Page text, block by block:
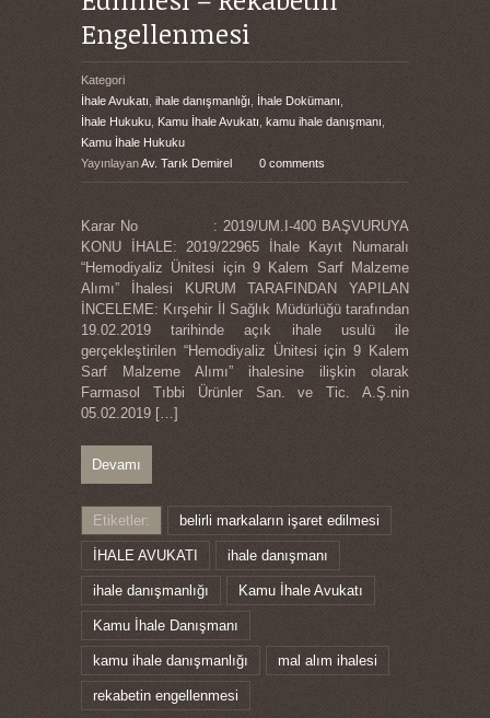
Engellenmesi
Kategori
İhale Avukatı ihale danışmanlığı İhale Dokümanı
İhale Hukuku Kamu İhale Avukatı kamu ihale danışmanı
Kamu İhale Hukuku
YayınlayanAv. Tarık Demirel 0 comments
Karar No : 2019/UM.I-400 BAŞVURUYA
KONU İHALE: 2019/22965 İhale Kayıt Numaralı
“Hemodiyaliz Ünitesi için 9 Kalem Sarf Malzeme
Alımı” İhalesi KURUM TARAFINDAN YAPILAN
İNCELEME: Kırşehir İl Sağlık Müdürlüğü tarafından
19.02.2019 tarihinde açık ihale usulü ile
gerçekleştirilen “Hemodiyaliz Ünitesi için 9 Kalem
Sarf Malzeme Alımı” ihalesine ilişkin olarak
Farmasol Tıbbi Ürünler San. ve Tic. A.Ş.nin
05.02.2019 […]
Devamı
Etiketler: belirli markaların işaret edilmesi
İHALE AVUKATI ihale danışmanı
ihale danışmanlığı Kamu İhale Avukatı
Kamu İhale Danışmanı
kamu ihale danışmanlığı mal alım ihalesi
rekabetin engellenmesi